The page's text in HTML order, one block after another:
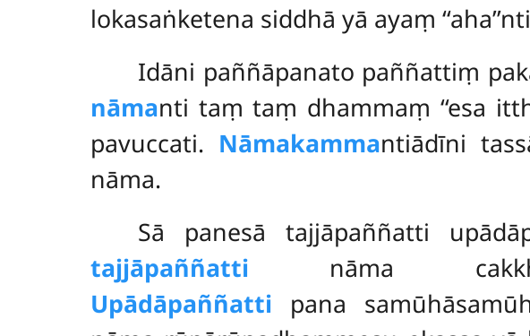
lokasaṅketena siddhā yā ayaṃ
Idāni paññāpanato paññattiṃ
nāmanti taṃ taṃ dhammaṃ ‘‘esa
pavuccati. Nāmakammantiādīni
nāma.
Sā panesā tajjāpaññatti
tajjāpaññatti nāma
Upādāpaññatti pana